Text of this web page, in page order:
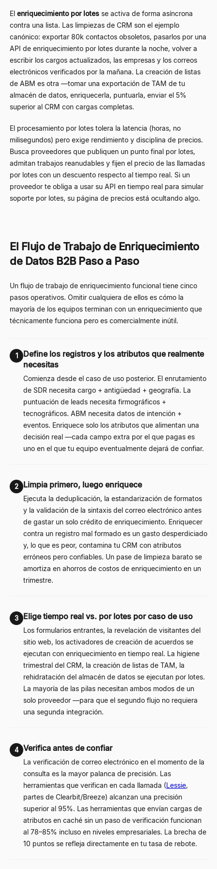
El enriquecimiento por lotes se activa de forma asíncrona
contra una lista. Las limpiezas de CRM son el ejemplo
canónico: exportar 80k contactos obsoletos, pasarlos por una
API de enriquecimiento por lotes durante la noche, volver a
escribir los cargos actualizados, las empresas y los correos
electrónicos verificados por la mañana. La creación de listas
de ABM es otra —tomar una exportación de TAM de tu
almacén de datos, enriquecerla, puntuarla, enviar el 5%
superior al CRM con cargas completas.
El procesamiento por lotes tolera la latencia (horas, no
milisegundos) pero exige rendimiento y disciplina de precios.
Busca proveedores que publiquen un punto final por lotes,
admitan trabajos reanudables y fijen el precio de las llamadas
por lotes con un descuento respecto al tiempo real. Si un
proveedor te obliga a usar su API en tiempo real para simular
soporte por lotes, su página de precios está ocultando algo.
El Flujo de Trabajo de Enriquecimiento
de Datos B2B Paso a Paso
Un flujo de trabajo de enriquecimiento funcional tiene cinco
pasos operativos. Omitir cualquiera de ellos es cómo la
mayoría de los equipos terminan con un enriquecimiento que
técnicamente funciona pero es comercialmente inútil.
1
Define los registros y los atributos que realmente
necesitas
Comienza desde el caso de uso posterior. El enrutamiento
de SDR necesita cargo + antigüedad + geografía. La
puntuación de leads necesita firmográficos +
tecnográficos. ABM necesita datos de intención +
eventos. Enriquece solo los atributos que alimentan una
decisión real —cada campo extra por el que pagas es
uno en el que tu equipo eventualmente dejará de confiar.
2 Limpia primero, luego enriquece
Ejecuta la deduplicación, la estandarización de formatos
y la validación de la sintaxis del correo electrónico antes
de gastar un solo crédito de enriquecimiento. Enriquecer
contra un registro mal formado es un gasto desperdiciado
y, lo que es peor, contamina tu CRM con atributos
erróneos pero confiables. Un pase de limpieza barato se
amortiza en ahorros de costos de enriquecimiento en un
trimestre.
3 Elige tiempo real vs. por lotes por caso de uso
Los formularios entrantes, la revelación de visitantes del
sitio web, los activadores de creación de acuerdos se
ejecutan con enriquecimiento en tiempo real. La higiene
trimestral del CRM, la creación de listas de TAM, la
rehidratación del almacén de datos se ejecutan por lotes.
La mayoría de las pilas necesitan ambos modos de un
solo proveedor —para que el segundo flujo no requiera
una segunda integración.
4 Verifica antes de confiar
La verificación de correo electrónico en el momento de la
consulta es la mayor palanca de precisión. Las
herramientas que verifican en cada llamada (Lessie,
partes de Clearbit/Breeze) alcanzan una precisión
superior al 95%. Las herramientas que envían cargas de
atributos en caché sin un paso de verificación funcionan
al 78–85% incluso en niveles empresariales. La brecha de
10 puntos se refleja directamente en tu tasa de rebote.